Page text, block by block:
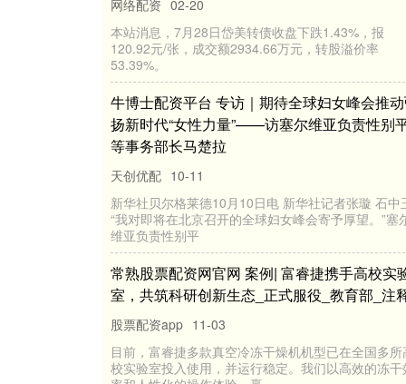
大牛配资官网 7月28日岱美转债下跌
股溢价率53.39%
网络配资 02-20
本站消息，7月28日岱美转债收盘下跌1.43%，报
120.92元/张，成交额2934.66万元，转股溢价率
53.39%。
牛博士配资平台 专访｜期待全球妇女峰会
扬新时代“女性力量”——访塞尔维亚负责性
等事务部长马楚拉